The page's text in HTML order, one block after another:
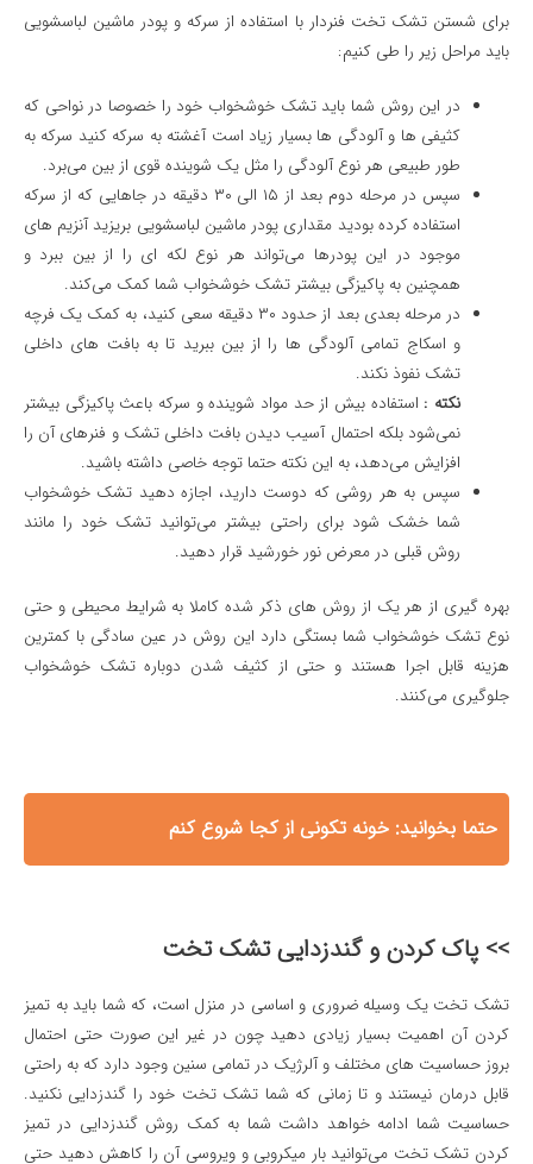
برای شستن تشک تخت فنردار با استفاده از سرکه و پودر ماشین لباسشویی
باید مراحل زیر را طی کنیم:
در این روش شما باید تشک خوشخواب خود را خصوصا در نواحی که
کثیفی ها و آلودگی ها بسیار زیاد است آغشته به سرکه کنید سرکه به
طور طبیعی هر نوع آلودگی را مثل یک شوینده قوی از بین می‌برد.
سپس در مرحله دوم بعد از ۱۵ الی ۳۰ دقیقه در جاهایی که از سرکه
استفاده کرده بودید مقداری پودر ماشین لباسشویی بریزید آنزیم های
موجود در این پودرها می‌تواند هر نوع لکه ای را از بین ببرد و
همچنین به پاکیزگی بیشتر تشک خوشخواب شما کمک می‌کند.
در مرحله بعدی بعد از حدود ۳۰ دقیقه سعی کنید، به کمک یک فرچه
و اسکاج تمامی آلودگی ها را از بین ببرید تا به بافت های داخلی
تشک نفوذ نکند.
نکته : استفاده بیش از حد مواد شوینده و سرکه باعث پاکیزگی بیشتر
نمی‌شود بلکه احتمال آسیب دیدن بافت داخلی تشک و فنرهای آن را
افزایش می‌دهد، به این نکته حتما توجه خاصی داشته باشید.
سپس به هر روشی که دوست دارید، اجازه دهید تشک خوشخواب
شما خشک شود برای راحتی بیشتر می‌توانید تشک خود را مانند
روش قبلی در معرض نور خورشید قرار دهید.
بهره گیری از هر یک از روش های ذکر شده کاملا به شرایط محیطی و حتی
نوع تشک خوشخواب شما بستگی دارد این روش در عین سادگی با کمترین
هزینه قابل اجرا هستند و حتی از کثیف شدن دوباره تشک خوشخواب
جلوگیری می‌کنند.
حتما بخوانید: خونه تکونی از کجا شروع کنم
>> پاک کردن و گندزدایی تشک تخت
تشک تخت یک وسیله ضروری و اساسی در منزل است، که شما باید به تمیز
کردن آن اهمیت بسیار زیادی دهید چون در غیر این صورت حتی احتمال
بروز حساسیت های مختلف و آلرژیک در تمامی سنین وجود دارد که به راحتی
قابل درمان نیستند و تا زمانی که شما تشک تخت خود را گندزدایی نکنید.
حساسیت شما ادامه خواهد داشت شما به کمک روش گندزدایی در تمیز
کردن تشک تخت می‌توانید بار میکروبی و ویروسی آن را کاهش دهید حتی